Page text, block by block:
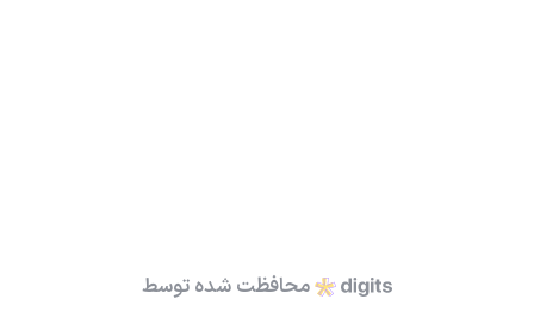
محافظت شده توسط